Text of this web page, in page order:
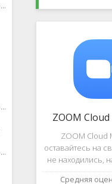
для мальчиков / для девочек
для мальчиков / для девочек
для мальчиков / для девочек
ZOOM
ZOOM Cloud
оставайтесь на
не находились,
или
Средняя